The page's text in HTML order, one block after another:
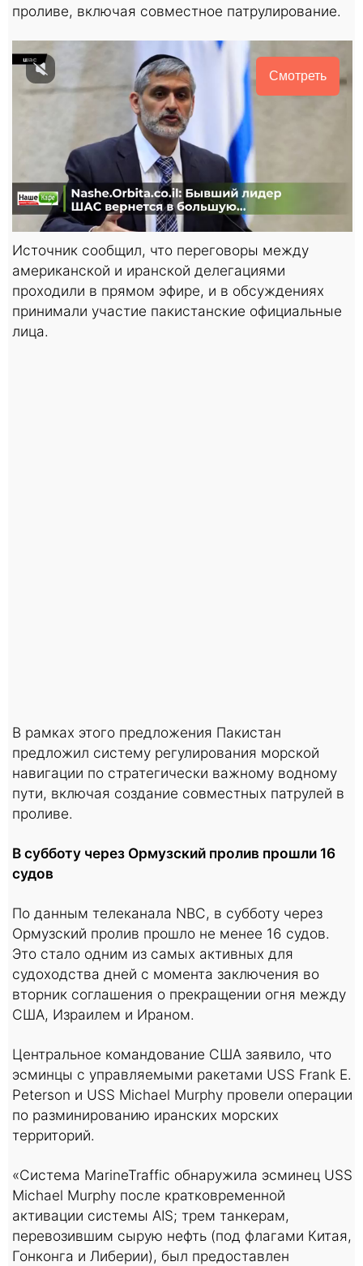
проливе, включая совместное патрулирование.
Смотреть
Источник сообщил, что переговоры между
американской и иранской делегациями
проходили в прямом эфире, и в обсуждениях
принимали участие пакистанские официальные
лица.
В рамках этого предложения Пакистан
предложил систему регулирования морской
навигации по стратегически важному водному
пути, включая создание совместных патрулей в
проливе.
В субботу через Ормузский пролив прошли 16
судов
По данным телеканала NBC, в субботу через
Ормузский пролив прошло не менее 16 судов.
Это стало одним из самых активных для
судоходства дней с момента заключения во
вторник соглашения о прекращении огня между
США, Израилем и Ираном.
Центральное командование США заявило, что
эсминцы с управляемыми ракетами USS Frank E.
Peterson и USS Michael Murphy провели операции
по разминированию иранских морских
территорий.
«Система MarineTraffic обнаружила эсминец USS
Michael Murphy после кратковременной
активации системы AIS; трем танкерам,
перевозившим сырую нефть (под флагами Китая,
Гонконга и Либерии), был предоставлен